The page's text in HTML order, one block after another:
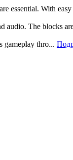
essential. With
audio. The blocks
gameplay thro...